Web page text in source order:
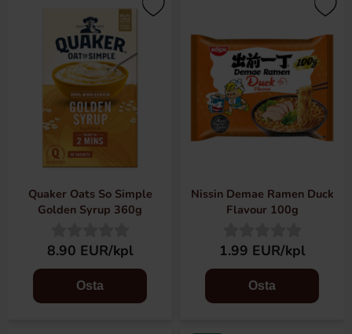
Quaker Oats So Simple
Golden Syrup 360g
8.90 EUR/kpl
Osta
Nissin Demae Ramen Duck
Flavour 100g
1.99 EUR/kpl
Osta